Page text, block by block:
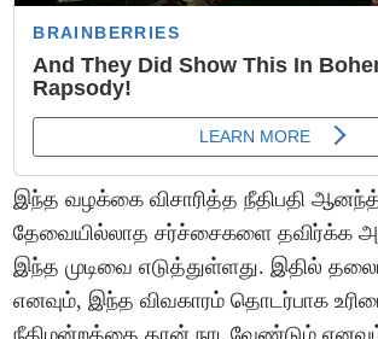
இந்த வழக்கை விசாரித்த நீதிபதி
தேவையில்லாத சர்ச்சைகளை தவிர்க்க
இந்த முடிவை எடுத்துள்ளது. இதில்
எனவும், இந்த விவகாரம் தொடர்பாக